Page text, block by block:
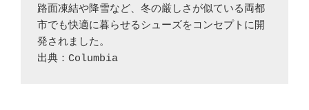
路面凍結や降雪など、冬の厳しさが似ている両都
市でも快適に暮らせるシューズをコンセプトに開
発されました。
出典：Columbia